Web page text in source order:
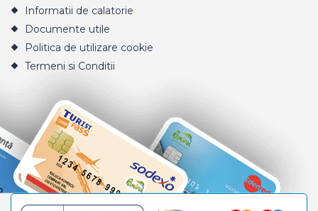
Informatii de calatorie
Documente utile
Politica de utilizare cookie
Termeni si Conditii